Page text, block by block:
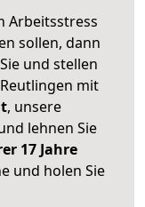
Arbeitsstress
sollen, dann
und stellen
mit
, unsere
lehnen Sie
17 Jahre
und holen Sie